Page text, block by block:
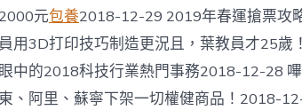
元包養2018-12-29 2019年春運搶票攻
用3D打印技巧制造更況且，葉教員才25歲
中的2018科技行業熱門事務2018-12-28
、阿里、蘇寧下架一切權健商品！2018-